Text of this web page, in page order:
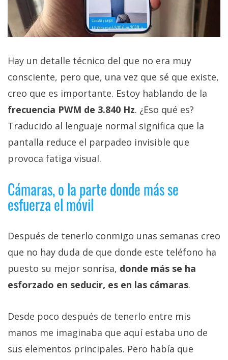
Hay un detalle técnico del que no era muy
consciente, pero que, una vez que sé que existe,
creo que es importante. Estoy hablando de la
frecuencia PWM de 3.840 Hz. ¿Eso qué es?
Traducido al lenguaje normal significa que la
pantalla reduce el parpadeo invisible que
provoca fatiga visual.
Cámaras, o la parte donde más se
esfuerza el móvil
Después de tenerlo conmigo unas semanas creo
que no hay duda de que donde este teléfono ha
puesto su mejor sonrisa, donde más se ha
esforzado en seducir, es en las cámaras.
Desde poco después de tenerlo entre mis
manos me imaginaba que aquí estaba uno de
sus elementos principales. Pero había que